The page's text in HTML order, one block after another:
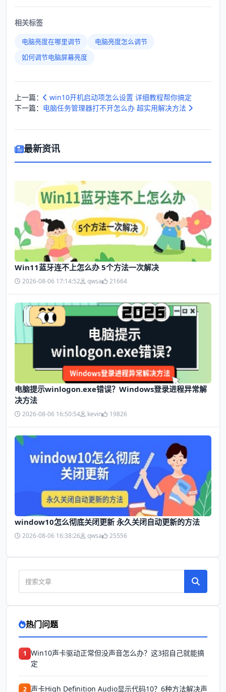
相关标签
电脑亮度在哪里调节
电脑亮度怎么调节
如何调节电脑屏幕亮度
上一篇：
win10开机启动项怎么设置 详细教程帮你搞定
下一篇： 电脑任务管理器打不开怎么办 超实用解决方法
最新资讯
Win11蓝牙连不上怎么办 5个方法一次解决
2026-08-06 17:14:52 qwsa 21664
电脑提示winlogon.exe错误？Windows登录进程异常解
决方法
2026-08-06 16:50:54 kevin 19826
window10怎么彻底关闭更新 永久关闭自动更新的方法
2026-08-06 16:38:26 qwsa 25556
热门问题
1 Win10声卡驱动正常但没声音怎么办？这3招自己就能搞
定
2 声卡High Definition Audio显示代码10？6种方法解决声